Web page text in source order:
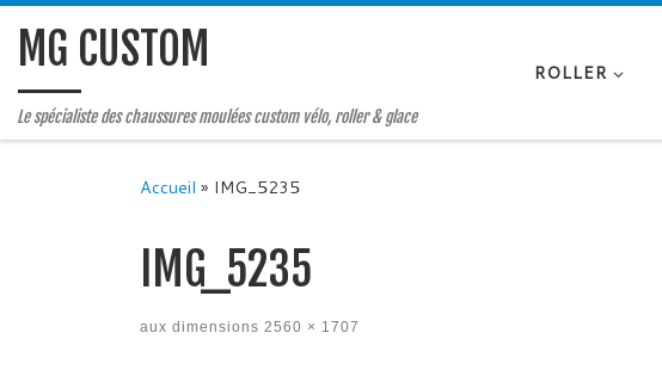
MG CUSTOM
Le spécialiste des chaussures moulées custom vélo, roller & glace
ROLLER
Accueil » IMG_5235
IMG_5235
aux dimensions 2560 × 1707